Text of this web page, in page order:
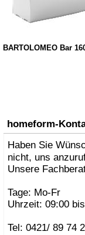
BARTOLOMEO Bar
homeform-
Haben Sie
nicht, uns
Unsere
Tage: Mo-Fr
Uhrzeit: 09:00
Tel: 0421/ 89 74